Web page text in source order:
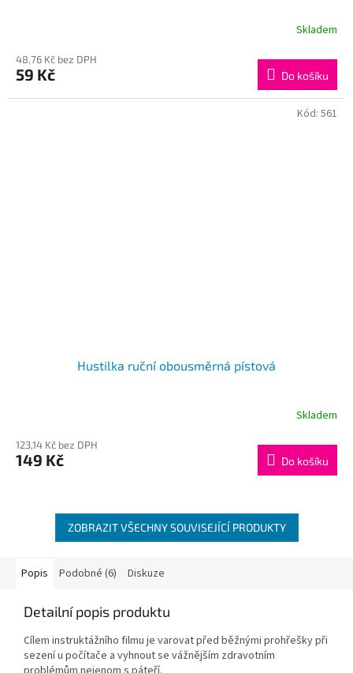
Skladem
48,76 Kč bez DPH
59 Kč Do košíku
Hustilka ruční obousměrná pístová
Skladem
123,14 Kč bez DPH
149 Kč Do košíku
Kód: 561
ZOBRAZIT VŠECHNY SOUVISEJÍCÍ PRODUKTY
Popis Podobné (6) Diskuze
Detailní popis produktu
Cílem instruktážního filmu je varovat před běžnými prohřešky při
sezení u počítače a vyhnout se vážnějším zdravotním